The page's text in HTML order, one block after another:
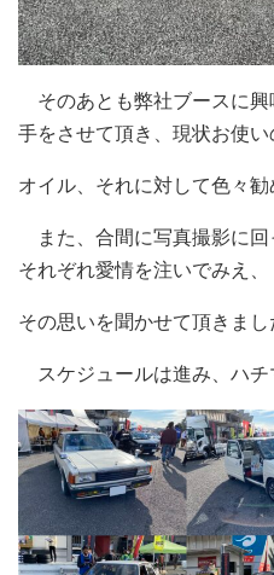
そのあとも弊社ブースに
手をさせて頂き、現状お使い
オイル、それに対して色々勧
また、合間に写真撮影に
それぞれ愛情を注いでみえ、
その思いを聞かせて頂きまし
スケジュールは進み、ハチ